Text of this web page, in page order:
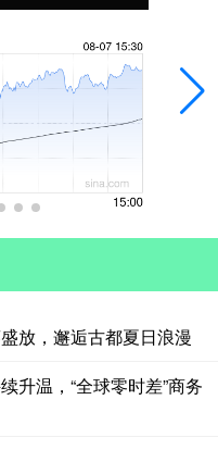
放，邂逅古都夏日浪漫
升温，“全球零时差”商务